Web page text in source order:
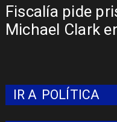
Fiscalía pide
Michael Clark
IR A POLÍTICA